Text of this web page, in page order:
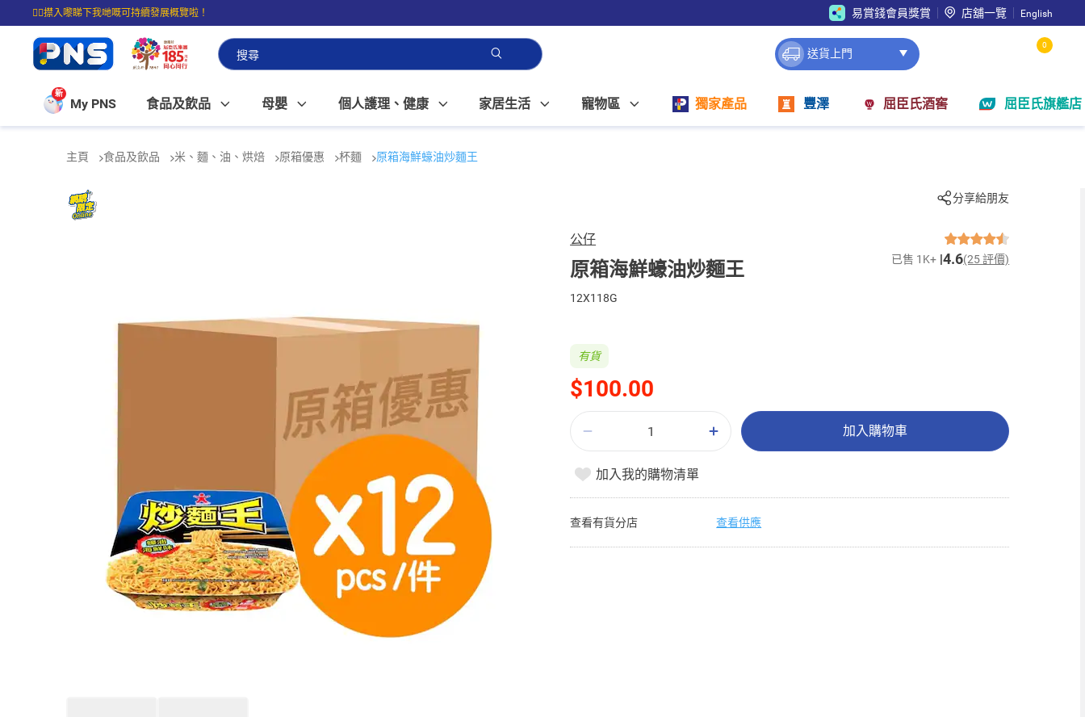
☝🏼㩒入嚟睇下我哋嘅可持續發展概覽啦！
⭐購物滿$399即享免費送貨；滿$100即可免費店取。
易賞錢會員獎賞 店舖一覽 English
送貨上門
0
新
My PNS 食品及飲品 母嬰 個人護理、健康 家居生活 寵物區 獨家產品 豐澤 屈臣氏酒窖 屈臣氏旗艦店
主頁 食品及飲品 米、麵、油、烘焙 原箱優惠 杯麵 原箱海鮮蠔油炒麵王
分享給朋友
公仔
原箱海鮮蠔油炒麵王 已售 1K+ 4.6(25 評價)
12X118G
$100.00
有貨
加入購物車
加入我的購物清單
查看有貨分店 查看供應